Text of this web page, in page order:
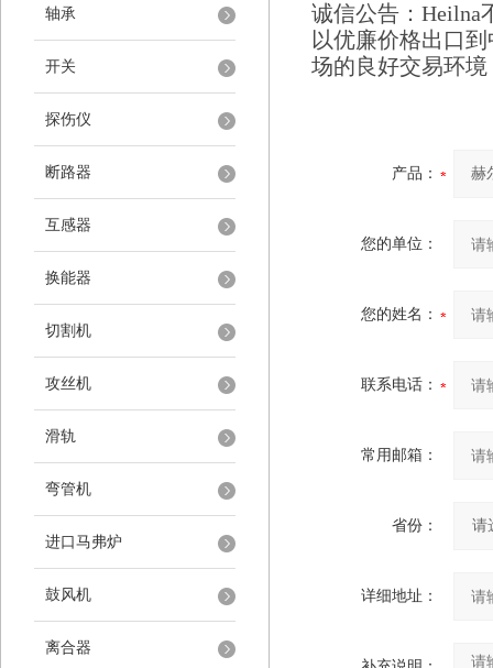
轴承
开关
探伤仪
断路器
互感器
换能器
切割机
攻丝机
滑轨
弯管机
进口马弗炉
鼓风机
离合器
诚信公告： Heilna
以优廉价格出口
场的良好交易环境
产品：
您的单位：
您的姓名：
联系电话：
常用邮箱：
省份：
详细地址：